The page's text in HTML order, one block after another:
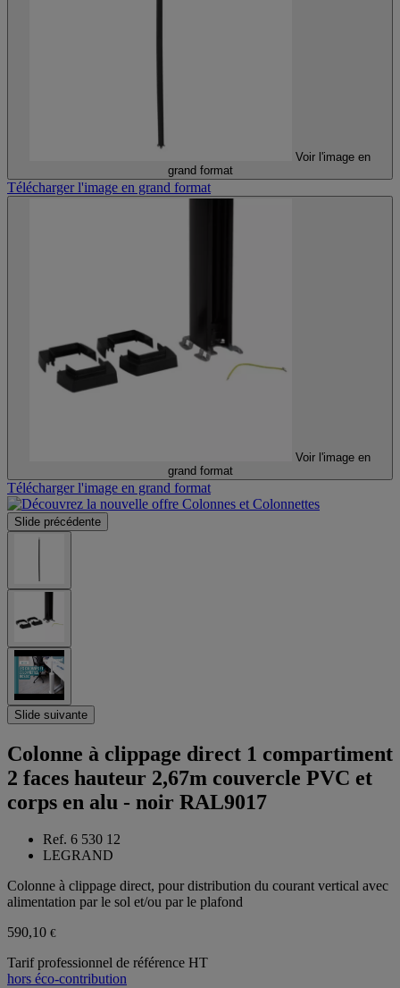
Voir l'image en
grand format
Télécharger l'image en grand format
Voir l'image en
grand format
Télécharger l'image en grand format
Slide précédente
Slide suivante
Colonne à clippage direct 1 compartiment
2 faces hauteur 2,67m couvercle PVC et
corps en alu - noir RAL9017
Ref. 6 530 12
LEGRAND
Colonne à clippage direct, pour distribution du courant vertical avec
alimentation par le sol et/ou par le plafond
590,10 €
Tarif professionnel de référence HT
hors éco-contribution